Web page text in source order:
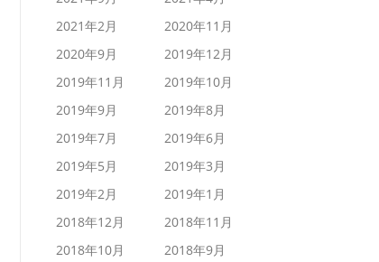
2021年2月
2020年11月
2020年9月
2019年12月
2019年11月
2019年10月
2019年9月
2019年8月
2019年7月
2019年6月
2019年5月
2019年3月
2019年2月
2019年1月
2018年12月
2018年11月
2018年10月
2018年9月